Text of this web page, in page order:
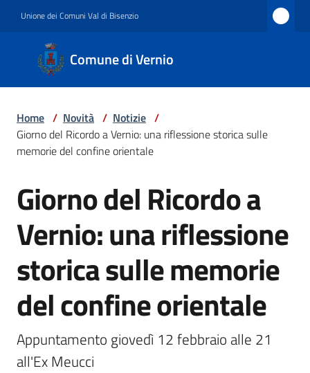
Unione dei Comuni Val di Bisenzio
Comune di Vernio
Comune
di
Vernio
Amministrazione
Novità
Servizi
Documenti
e
dati
Home / Novità / Notizie /
Giorno del Ricordo a Vernio: una riflessione storica sulle
memorie del confine orientale
Salta al contenuto
Giorno del Ricordo a
Vernio: una riflessione
storica sulle memorie
del confine orientale
Appuntamento giovedì 12 febbraio alle 21
all'Ex Meucci